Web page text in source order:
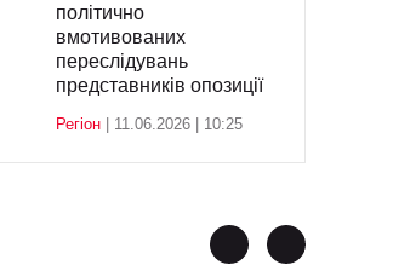
політично
вмотивованих
переслідувань
представників опозиції
Регіон| 11.06.2026 | 10:25